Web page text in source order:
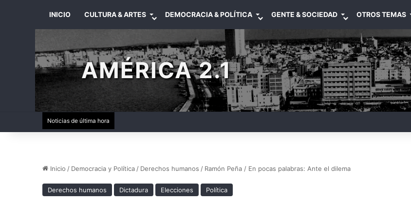
INICIO CULTURA & ARTES DEMOCRACIA & POLÍTICA GENTE & SOCIEDAD OTROS TEMAS
AMÉRICA 2.1
Noticias de última hora
Inicio / Democracia y Política / Derechos humanos / Ramón Peña / En pocas palabras: Ante el dilema
Derechos humanos Dictadura Elecciones Política